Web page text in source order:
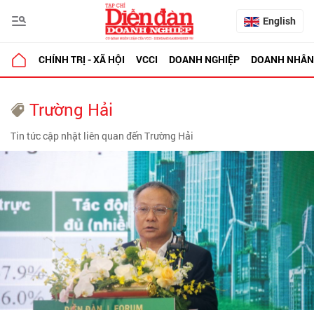
English
CHÍNH TRỊ - XÃ HỘI VCCI DOANH NGHIỆP DOANH NHÂN
Trường Hải
Tin tức cập nhật liên quan đến Trường Hải